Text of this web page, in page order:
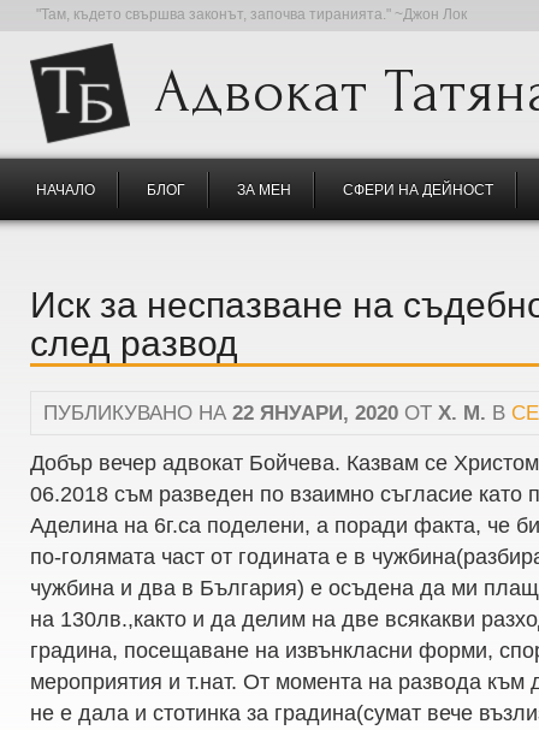
"Там, където свършва законът, започва тиранията." ~Джон Лок
Адвокат
НАЧАЛО БЛОГ ЗА МЕН СФЕРИ НА ДЕЙНОСТ
Иск за неспазване на
след развод
ПУБЛИКУВАНО НА 22 ЯНУАРИ, 2020 ОТ Х. М. В
Добър вечер адвокат Бойчева. Казвам се
06.2018 съм разведен по взаимно съгласие
Аделина на 6г.са поделени, а поради факта, че
по-голямата част от годината е в
чужбина и два в България) е осъдена да ми
на 130лв.,както и да делим на две всякакви
градина, посещаване на извънкласни форми,
мероприятия и т.нат. От момента на развода към
не е дала и стотинка за градина(сумат вече